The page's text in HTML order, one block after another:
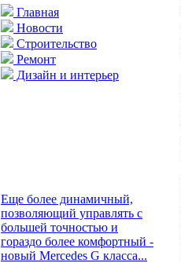
Главная
Новости
Строительство
Ремонт
Дизайн и интерьер
Еще более динамичный,
позволяющий управлять с
большей точностью и
гораздо более комфортный -
новый Mercedes G класса...